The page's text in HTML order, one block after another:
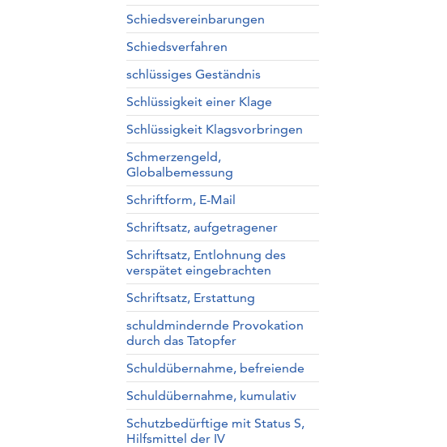
Schiedsvereinbarungen
Schiedsverfahren
schlüssiges Geständnis
Schlüssigkeit einer Klage
Schlüssigkeit Klagsvorbringen
Schmerzengeld,
Globalbemessung
Schriftform, E-Mail
Schriftsatz, aufgetragener
Schriftsatz, Entlohnung des
verspätet eingebrachten
Schriftsatz, Erstattung
schuldmindernde Provokation
durch das Tatopfer
Schuldübernahme, befreiende
Schuldübernahme, kumulativ
Schutzbedürftige mit Status S,
Hilfsmittel der IV